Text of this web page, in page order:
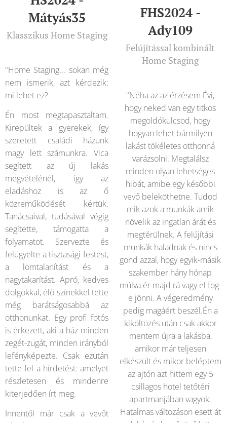
Mátyás35
Klasszikus Home Staging
"Home Staging... sokan még
nem ismerik, azt kérdezik:
mi lehet ez?
Én most megtapasztaltam.
Kirepültek a gyerekek, így
szeretett családi házunk
magy lett számunkra. Vica
segített az új lakás
megvételénél, így az
eladáshoz is az ő
közreműködését kértük.
Tanácsaival, tudásával végig
segítette, támogatta a
folyamatot. Szervezte és
felügyelte a tisztasági festést,
a lomtalanítást és a
nagytakarítást. Apró, kedves
dolgokkal, élő színekkel tette
még barátságosabbá az
otthonunkat. Egy profi fotós
is érkezett, aki a ház minden
zegét-zugát, minden irányból
lefényképezte. Csak ezután
tette fel a hírdetést: amelyet
részletesen és mindenre
kiterjedően írt meg.
Innentől már csak a vevőt
FHS2024 -
Ady109
Felújítással kombinált
Home Staging
"Néha az az érzésem Évi,
hogy neked van egy titkos
megoldókulcsod, hogy
hogyan lehet bármilyen
lakást tökéletes otthonná
varázsolni. Megtalálsz
minden olyan lehetséges
hibát, amibe egy későbbi
vevő beleköthetne. Tudod
mik azok a munkák amik
növelik az ingatlan árát és
megtérülnek. A felújítási
munkák haladnak és nincs
gond azzal, hogy egyik-másik
szakember hány hónap
múlva ér majd rá vagy el fog-
e jönni. A végeredmény
pedig magáért beszél.Én a
kiköltözés után csak akkor
mentem újra a lakásba,
amikor már teljesen
elkészült és mikor beléptem
az ajtón azt hittem egy 5
csillagos hotel tetőtéri
apartmanjában vagyok.
Hatalmas változáson esett át